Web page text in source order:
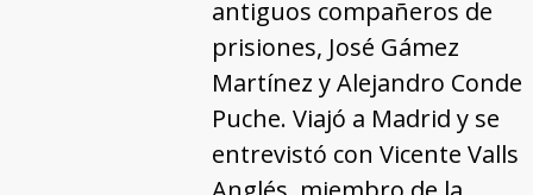
antiguos compañeros de
prisiones, José Gámez
Martínez y Alejandro Conde
Puche. Viajó a Madrid y se
entrevistó con Vicente Valls